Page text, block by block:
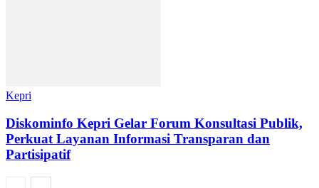
Kepri
Diskominfo Kepri Gelar Forum Konsultasi Publik,
Perkuat Layanan Informasi Transparan dan
Partisipatif